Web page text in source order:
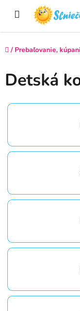
Domov
/ Prebaľovanie,
Detská